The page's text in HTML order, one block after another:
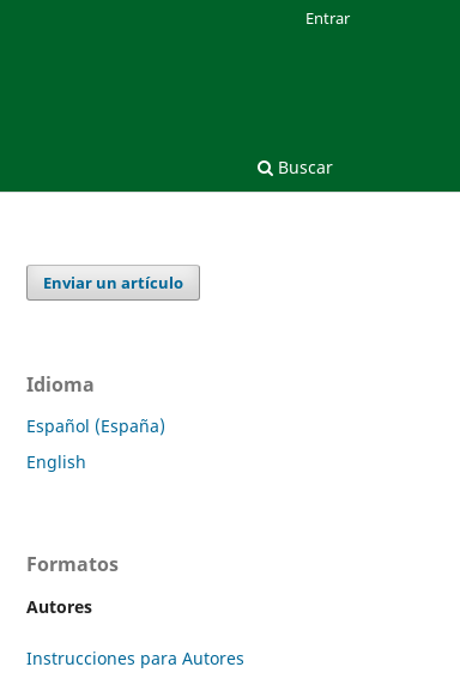
Buscar
Entrar
Enviar un artículo
Idioma
Español (España)
English
Formatos
Autores
Instrucciones para Autores